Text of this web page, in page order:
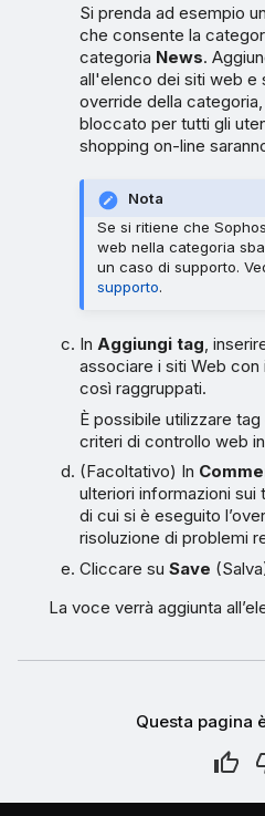
Si prenda ad esempio
che consente la
categoria News.
all'elenco dei siti web e
override della categoria,
bloccato per tutti gli
shopping on-line
Nota
Se si ritiene che
web nella categoria
un caso di supporto.
supporto.
InAggiungi tag,
associare i siti Web con
così raggruppati.
È possibile utilizzare
criteri di controllo web
(Facoltativo) In
ulteriori informazioni
di cui si è eseguito
risoluzione di problemi
Cliccare suSave
La voce verrà aggiunta
Questa pagina